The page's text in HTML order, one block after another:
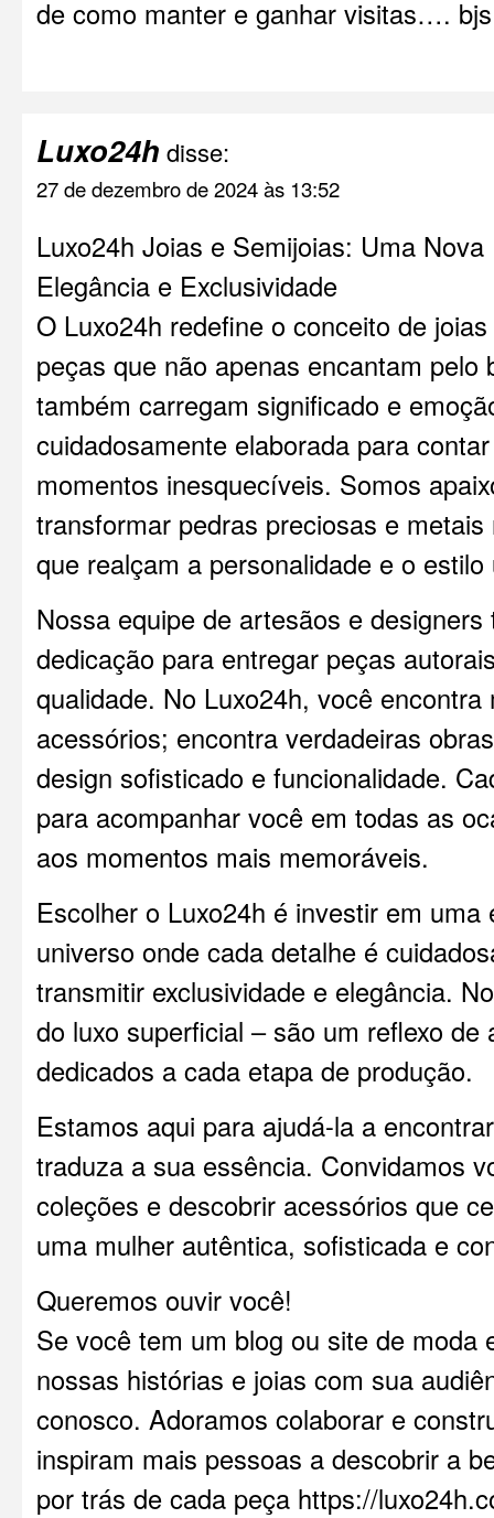
de como manter e ganhar visitas…. bjs
Luxo24h disse:
27 de dezembro de 2024 às 13:52
Luxo24h Joias e Semijoias: Uma
Elegância e Exclusividade
O Luxo24h redefine o conceito de
peças que não apenas encantam pelo
também carregam significado e
cuidadosamente elaborada para
momentos inesquecíveis. Somos
transformar pedras preciosas e
que realçam a personalidade e o
Nossa equipe de artesãos e designers
dedicação para entregar peças
qualidade. No Luxo24h, você encontra
acessórios; encontra verdadeiras
design sofisticado e funcionalidade.
para acompanhar você em todas as
aos momentos mais memoráveis.
Escolher o Luxo24h é investir em uma
universo onde cada detalhe é
transmitir exclusividade e elegância.
do luxo superficial – são um reflexo de
dedicados a cada etapa de produção.
Estamos aqui para ajudá-la a
traduza a sua essência. Convidamos
coleções e descobrir acessórios que
uma mulher autêntica, sofisticada e
Queremos ouvir você!
Se você tem um blog ou site de moda
nossas histórias e joias com sua
conosco. Adoramos colaborar e
inspiram mais pessoas a descobrir a
por trás de cada peça https://